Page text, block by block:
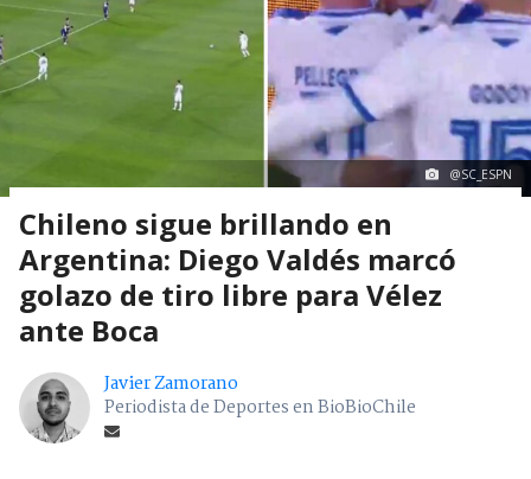
@SC_ESPN
Chileno sigue brillando en
Argentina: Diego Valdés marcó
golazo de tiro libre para Vélez
ante Boca
Javier Zamorano
Periodista de Deportes en BioBioChile